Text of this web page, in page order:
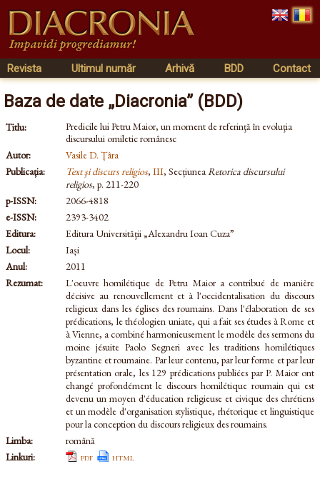
Revista Ultimul număr Arhivă BDD Contact
Baza de date „Diacronia” (BDD)
Titlu:
Predicile lui Petru Maior, un moment de referinţă în evoluţia
discursului omiletic românesc
Autor:
Vasile D. Țâra
Publicația:
Text şi discurs religios, III, SecțiuneaRetorica discursului
religios, p. 211-220
p-ISSN:
2066-4818
e-ISSN:
2393-3402
Editura:
Editura Universităţii „Alexandru Ioan Cuza”
Locul:
Iași
Anul:
2011
Rezumat:
L'oeuvre homilétique de Petru Maior a contribué de manière
décisive au renouvellement et à l'occidentalisation du discours
religieux dans les églises des roumains. Dans l'élaboration de ses
prédications, le théologien uniate, qui a fait ses études à Rome et
à Vienne, a combiné harmonieusement le modèle des sermons du
moine jésuite Paolo Segneri avec les traditions homilétiques
byzantine et roumaine. Par leur contenu, par leur forme et par leur
présentation orale, les 129 prédications publiées par P. Maior ont
changé profondément le discours homilétique roumain qui est
devenu un moyen d'éducation religieuse et civique des chrétiens
et un modèle d'organisation stylistique, rhétorique et linguistique
pour la conception du discours religieux des roumains.
Limba:
română
Linkuri:
pdf html